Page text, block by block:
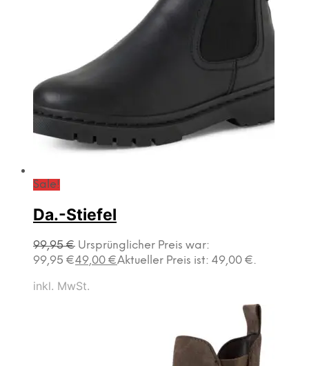
Sale!
Da.-Stiefel
99,95€ Ursprünglicher Preis war:
99,95 €49,00 €Aktueller Preis ist: 49,00 €.
inkl. MwSt.